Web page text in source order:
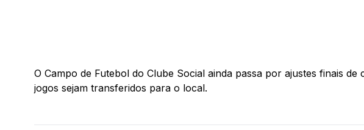
O Campo de Futebol do Clube Social ainda passa por ajustes finais
jogos sejam transferidos para o local.